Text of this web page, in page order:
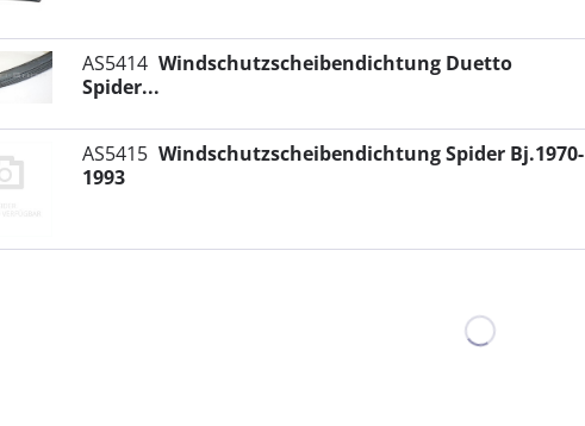
AS5414 Windschutzscheibendichtung Duetto
Spider...
AS5415 Windschutzscheibendichtung Spider Bj.1970-
1993